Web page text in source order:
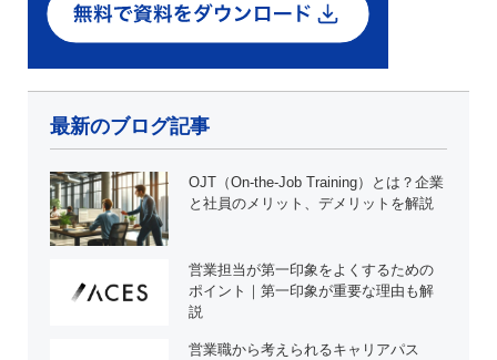
最新のブログ記事
OJT（On-the-Job Training）とは？企業
と社員のメリット、デメリットを解説
営業担当が第一印象をよくするための
ポイント｜第一印象が重要な理由も解
説
営業職から考えられるキャリアパス